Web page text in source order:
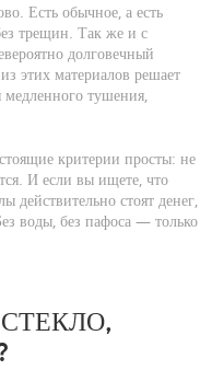
Есть обычное, а есть
трещин. Так же и с
долговечный
этих материалов решает
тушения,
критерии просты: не
И если вы ищете, что
действительно стоят денег,
воды, без пафоса — только